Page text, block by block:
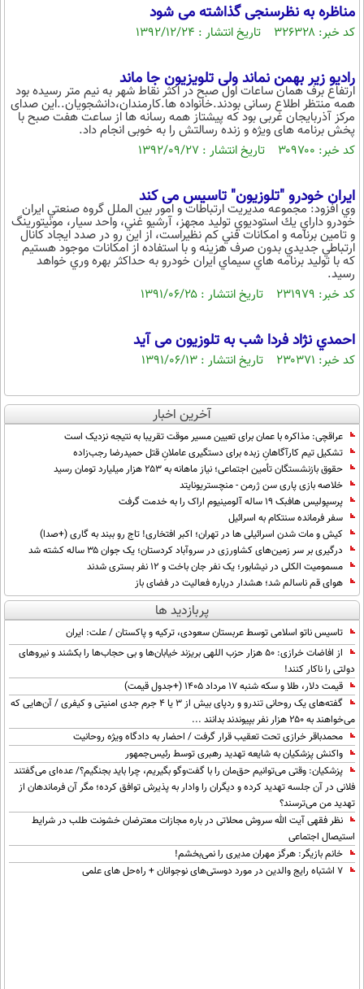
مناظره به نظرسنجی گذاشته می شود
کد خبر: ۳۲۶۳۲۸ تاریخ انتشار : ۱۳۹۲/۱۲/۲۴
رادیو زیر بهمن نماند ولی تلویزیون جا ماند
ارتفاع برف همان ساعات اول صبح در اکثر نقاط شهر به نیم متر رسیده بود
همه منتظر اطلاع رسانی بودند.خانواده ها.کارمندان،دانشجویان..این صدای
مرکز آذربایجان غربی بود که پیشتاز همه رسانه ها از ساعت هفت صبح با
پخش برنامه های ویژه و زنده رسالتش را به خوبی انجام داد.
کد خبر: ۳۰۹۷۰۰ تاریخ انتشار : ۱۳۹۲/۰۹/۲۷
ایران خودرو "تلوزیون" تاسیس می کند
وي افزود: مجموعه مديريت ارتباطات و امور بين الملل گروه صنعتي ايران
خودرو داراي يك استوديوي توليد مجهز، آرشيو غني، واحد سيار، مونيتورينگ
و تامين برنامه و امكانات فني كم نظيراست، از اين رو در صدد ايجاد كانال
ارتباطي جديدي بدون صرف هزينه و با استفاده از امكانات موجود هستيم
كه با توليد برنامه هاي سيماي ايران خودرو به حداكثر بهره وري خواهد
رسيد.
کد خبر: ۲۳۱۹۷۹ تاریخ انتشار : ۱۳۹۱/۰۶/۲۵
احمدي نژاد فردا شب به تلوزیون می آید
کد خبر: ۲۳۰۳۷۱ تاریخ انتشار : ۱۳۹۱/۰۶/۱۳
آخرین اخبار
عراقچی: مذاکره با عمان برای تعیین مسیر موقت تقریبا به نتیجه نزدیک است
تشکیل تیم کارآگاهانِ زبده برای دستگیری عاملانِ قتل حمیدرضا رجب‌زاده
حقوق بازنشستگان تأمین اجتماعی؛ نیاز ماهانه به ۲۵۳ هزار میلیارد تومان رسید
خلاصه بازی پاری سن ژرمن - منچستریونایتد
پرسپولیس هافبک ۱۹ ساله آلومینیوم اراک را به خدمت گرفت
سفر فرمانده سنتکام به اسرائیل
کیش و مات شدن اسرائیلی ها در تهران؛ اکبر افتخاری! تاج رو ببند به گاری (+صدا)
درگیری بر سر زمین‌های کشاورزی در سروآباد کردستان؛ یک جوان ۳۵ ساله کشته شد
مسمومیت الکلی در نیشابور؛ یک نفر جان باخت و ۱۲ نفر بستری شدند
هوای قم ناسالم شد؛ هشدار درباره فعالیت در فضای باز
پربازدید ها
تاسیس ناتو اسلامی توسط عربستان سعودی، ترکیه و پاکستان / علت: ایران
از افاضات خرازی: ۵۰ هزار حزب اللهی بریزند خیابان‌ها و بی حجاب‌ها را بکشند و نیرو‌های
دولتی را ناکار کنند!
قیمت دلار، طلا و سکه شنبه ۱۷ مرداد ۱۴۰۵ (+جدول قیمت)
گفته‌های یک روحانی تندرو و ردپای بیش از ۳ یا ۴ جرم جدی امنیتی و کیفری / آن‌هایی که
می‌خواهند به ۲۵۰ هزار نفر بپیوندند بدانند ...
محمدباقر خرازی تحت تعقیب قرار گرفت / احضار به دادگاه ویژه روحانیت
واکنش پزشکیان به شایعه تهدید رهبری توسط رئیس‌جمهور
پزشکیان: وقتی می‌توانیم حق‌مان را با گفت‌وگو بگیریم، چرا باید بجنگیم؟/ عده‌ای می‌گفتند
فلانی در آن جلسه تهدید کرده و دیگران را وادار به پذیرش توافق کرده؛ مگر آن فرماندهان از
تهدید من می‌ترسند؟
نظر فقهی آیت الله سروش محلاتی در باره مجازات معترضان خشونت طلب در شرایط
استیصال اجتماعی
خانم بازیگر: هرگز مهران مدیری را نمی‌بخشم!
۷ اشتباه رایج والدین در مورد دوستی‌های نوجوانان + راه‌حل های علمی